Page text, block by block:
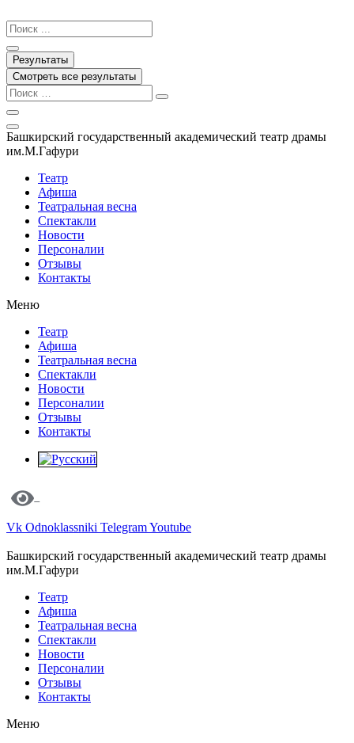
к
содержимому
Search
...
Результаты
Смотреть все результаты
Башкирский государственный академический театр драмы
им.М.Гафури
Театр
Афиша
Театральная весна
Спектакли
Новости
Персоналии
Отзывы
Контакты
Меню
Театр
Афиша
Театральная весна
Спектакли
Новости
Персоналии
Отзывы
Контакты
Vk Odnoklassniki TelegramYoutube
Башкирский государственный академический театр драмы
им.М.Гафури
Театр
Афиша
Театральная весна
Спектакли
Новости
Персоналии
Отзывы
Контакты
Меню